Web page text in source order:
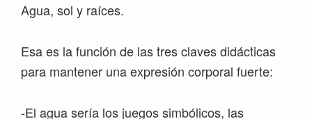
Agua, sol y raíces.
Esa es la función de las tres claves didácticas
para mantener una expresión corporal fuerte:
-El agua sería los juegos simbólicos, las